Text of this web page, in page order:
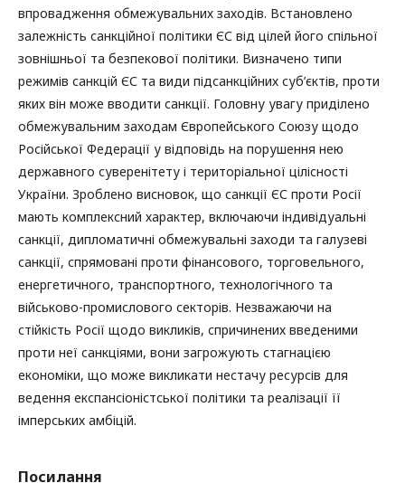
впровадження обмежувальних заходів. Встановлено
залежність санкційної політики ЄС від цілей його спільної
зовнішньої та безпекової політики. Визначено типи
режимів санкцій ЄС та види підсанкційних суб’єктів, проти
яких він може вводити санкції. Головну увагу приділено
обмежувальним заходам Європейського Союзу щодо
Російської Федерації у відповідь на порушення нею
державного суверенітету і територіальної цілісності
України. Зроблено висновок, що санкції ЄС проти Росії
мають комплексний характер, включаючи індивідуальні
санкції, дипломатичні обмежувальні заходи та галузеві
санкції, спрямовані проти фінансового, торговельного,
енергетичного, транспортного, технологічного та
військово-промислового секторів. Незважаючи на
стійкість Росії щодо викликів, спричинених введеними
проти неї санкціями, вони загрожують стагнацією
економіки, що може викликати нестачу ресурсів для
ведення експансіоністської політики та реалізації її
імперських амбіцій.
Посилання